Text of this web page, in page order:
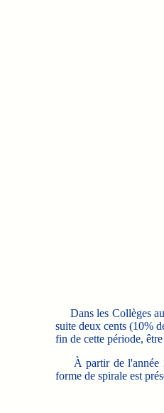
Dans les Collèges
suite deux cents (10%
fin de cette période,
À partir de l'année
forme de spirale est